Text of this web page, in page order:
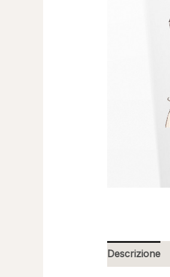
Descrizione